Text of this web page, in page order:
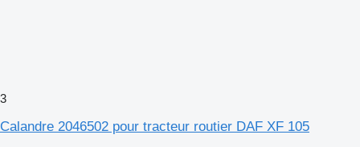
3
Calandre 2046502 pour tracteur routier DAF XF 105